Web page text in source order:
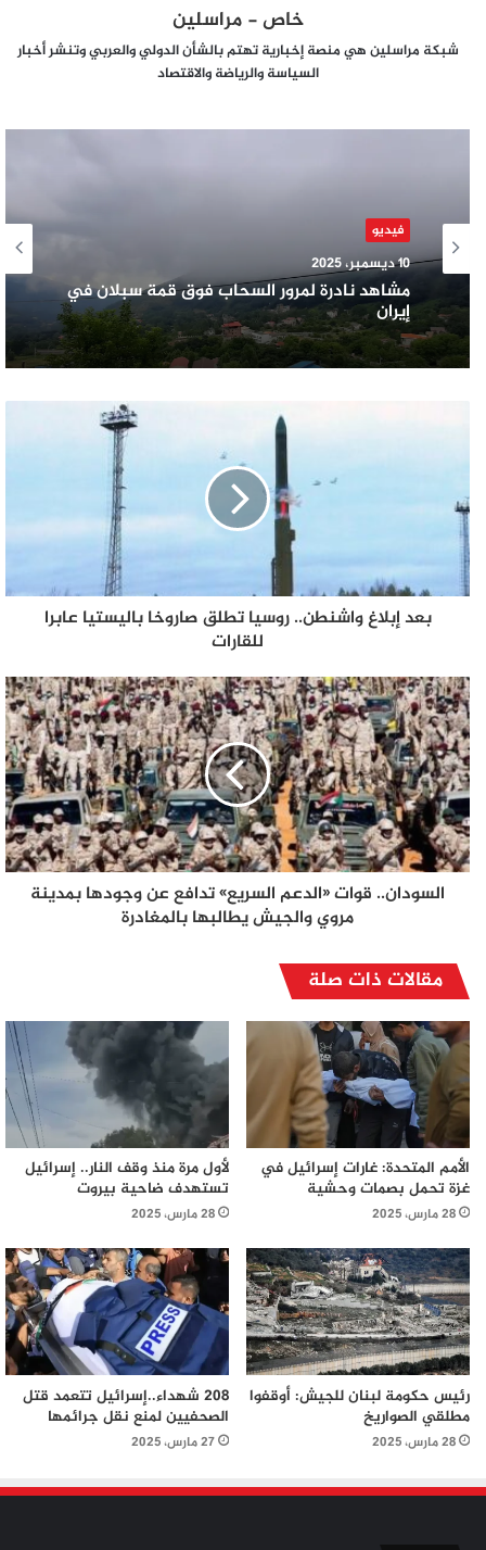
خاص - مراسلين
شبكة مراسلين هي منصة إخبارية تهتم بالشأن الدولي والعربي وتنشر أخبار
السياسة والرياضة والاقتصاد
فيديو
10 ديسمبر، 2025
مشاهد نادرة لمرور السحاب فوق قمة سبلان في
إيران
فيديو
23 نوفمبر، 2025
انفجار بالون هيليوم يفاجئ طلاب إحدى
الجامعات في العراق أثناء حفل التخرّج
بعد إبلاغ واشنطن.. روسيا تطلق صاروخا باليستيا عابرا
للقارات
السودان.. قوات «الدعم السريع» تدافع عن وجودها بمدينة
مروي والجيش يطالبها بالمغادرة
مقالات ذات صلة
الأمم المتحدة: غارات إسرائيل في
غزة تحمل بصمات وحشية
28 مارس، 2025
لأول مرة منذ وقف النار.. إسرائيل
تستهدف ضاحية بيروت
28 مارس، 2025
رئيس حكومة لبنان للجيش: أوقفوا
مطلقي الصواريخ
28 مارس، 2025
208 شهداء..إسرائيل تتعمد قتل
الصحفيين لمنع نقل جرائمها
27 مارس، 2025